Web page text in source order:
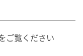
ご覧ください